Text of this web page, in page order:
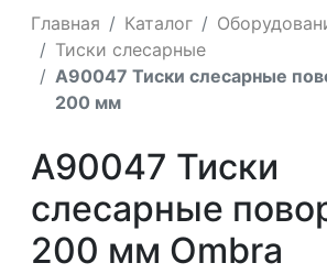
Главная Каталог
Тиски слесарные
A90047 Тиски слесарные
200 мм
A90047 Тиски
слесарные
200 мм Ombra